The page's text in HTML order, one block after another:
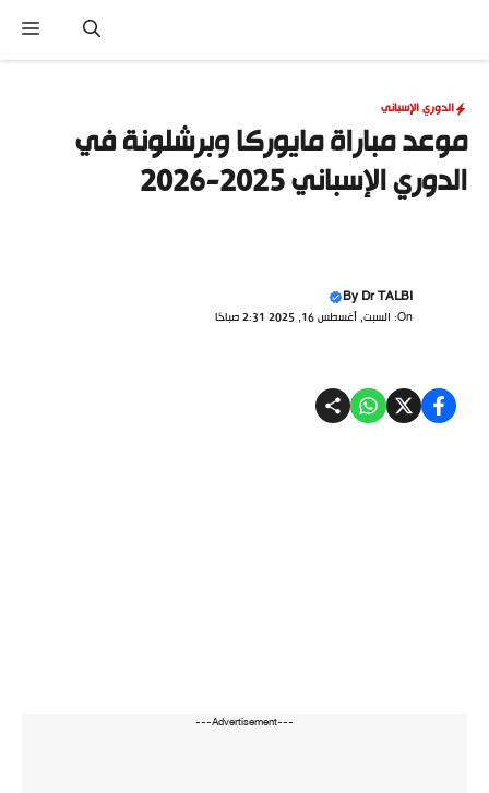
المحتوى
الدوري الإسباني
موعد مباراة مايوركا وبرشلونة في
الدوري الإسباني 2025-2026
ByDr TALBI
On: السبت, أغسطس 16, 2025 2:31 صباحًا
---Advertisement---